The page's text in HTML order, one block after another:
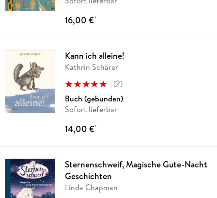
16,00 €*
Kann ich alleine!
Kathrin Schärer
(2)
Buch (gebunden)
Sofort lieferbar
14,00 €*
Sternenschweif, Magische Gute-Nacht
Geschichten
Linda Chapman